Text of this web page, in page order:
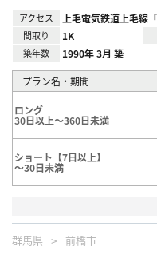
アクセス 上毛電気鉄道上毛線
間取り 1K
築年数 1990年 3月 築
プラン名・期間
ロング
30日以上～360日未満
ショート【7日以上】
～30日未満
群馬県 前橋市